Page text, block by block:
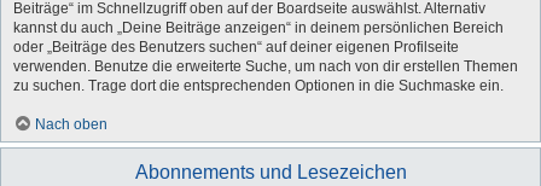
Beiträge“ im Schnellzugriff oben auf der Boardseite auswählst. Alternativ
kannst du auch „Deine Beiträge anzeigen“ in deinem persönlichen Bereich
oder „Beiträge des Benutzers suchen“ auf deiner eigenen Profilseite
verwenden. Benutze die erweiterte Suche, um nach von dir erstellen Themen
zu suchen. Trage dort die entsprechenden Optionen in die Suchmaske ein.
Nach oben
Abonnements und Lesezeichen